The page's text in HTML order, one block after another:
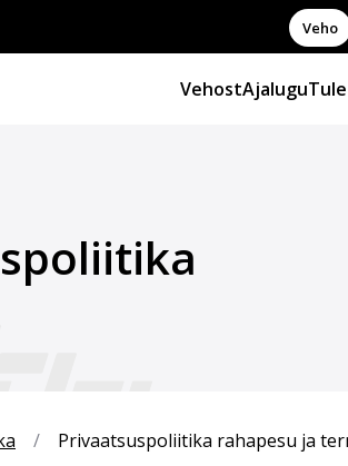
Veho
VehostAjalugu
/ Privaatsuspoliitika rahapesu ja